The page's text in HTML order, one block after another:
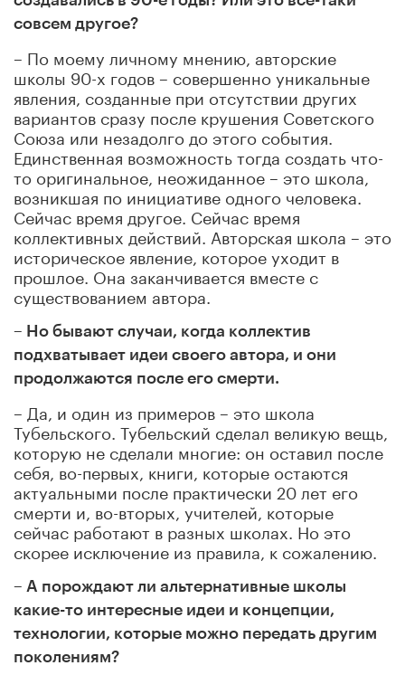
совсем другое?
– По моему личному мнению, авторские
школы 90-х годов – совершенно уникальные
явления, созданные при отсутствии других
вариантов сразу после крушения Советского
Союза или незадолго до этого события.
Единственная возможность тогда создать что-
то оригинальное, неожиданное – это школа,
возникшая по инициативе одного человека.
Сейчас время другое. Сейчас время
коллективных действий. Авторская школа – это
историческое явление, которое уходит в
прошлое. Она заканчивается вместе с
существованием автора.
– Но бывают случаи, когда коллектив
подхватывает идеи своего автора, и они
продолжаются после его смерти.
– Да, и один из примеров – это школа
Тубельского. Тубельский сделал великую вещь,
которую не сделали многие: он оставил после
себя, во-первых, книги, которые остаются
актуальными после практически 20 лет его
смерти и, во-вторых, учителей, которые
сейчас работают в разных школах. Но это
скорее исключение из правила, к сожалению.
– А порождают ли альтернативные школы
какие-то интересные идеи и концепции,
технологии, которые можно передать другим
поколениям?